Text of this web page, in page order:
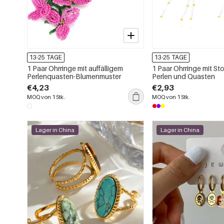
13-25 TAGE
1 Paar Ohrringe mit auffälligem
Perlenquasten-Blumenmuster
€4,23
MOQ von 1 Stk.
13-25 TAGE
1 Paar Ohrringe mit
Perlen und Quasten
€2,93
MOQ von 1 Stk.
Lager in China Lager in China